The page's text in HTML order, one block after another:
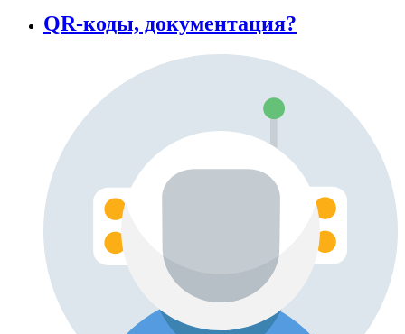
QR-коды, документация?